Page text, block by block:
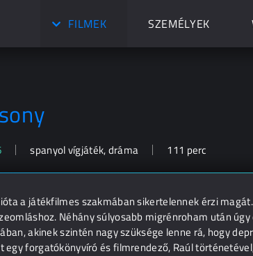
FILMEK SZEMÉLYEK
spanyol vígjáték, dráma 111 perc
a játékfilmes szakmában sikertelennek érzi
Néhány súlyosabb migrénroham után
akinek szintén nagy szüksége lenne rá, hogy
forgatókönyvíró és filmrendező, Raúl